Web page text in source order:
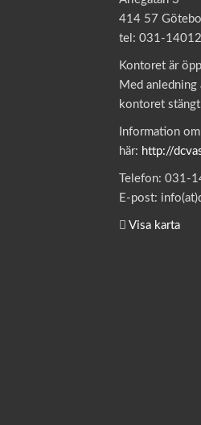
414 57
tel: 031-
Kontoret är
Med
kontoret
Information
här: http://
Telefon: 031-
E-post:
Visa karta